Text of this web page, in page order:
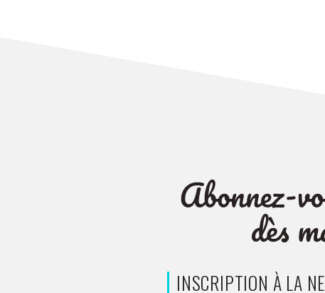
INSCRIPTION À LA